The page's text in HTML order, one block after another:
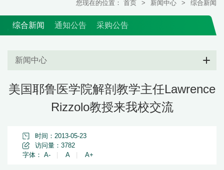
您现在的位置： 首页 > 新闻中心 > 综合新闻
综合新闻 通知公告 采购公告
新闻中心
美国耶鲁医学院解剖教学主任Lawrence
Rizzolo教授来我校交流
时间：2013-05-23
访问量： 3782
字体： A- A A+